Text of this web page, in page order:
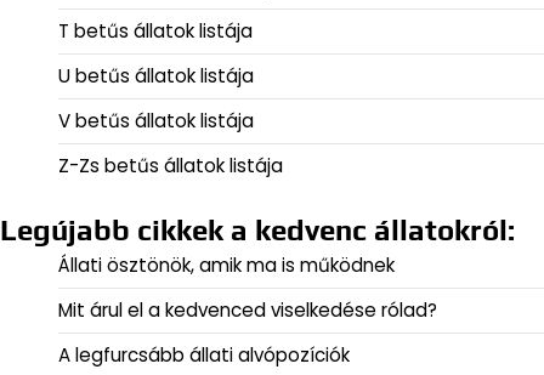
T betűs állatok listája
U betűs állatok listája
V betűs állatok listája
Z-Zs betűs állatok listája
Legújabb cikkek a kedvenc állatokról:
Állati ösztönök, amik ma is működnek
Mit árul el a kedvenced viselkedése rólad?
A legfurcsább állati alvópozíciók